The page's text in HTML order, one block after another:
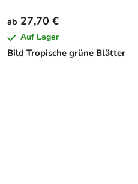
Bild Tropische grüne Blätter
ab 27,70 €
Auf Lager